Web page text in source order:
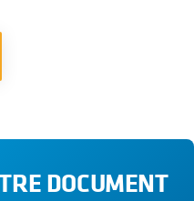
DOCUMENT